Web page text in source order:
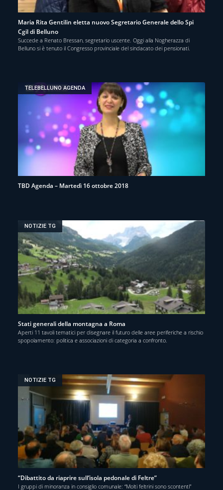
Maria Rita Gentilin eletta nuovo Segretario Generale dello Spi
Cgil di Belluno
Succede a Renato Bressan, segretario uscente. Oggi alla Nogherazza di
Belluno si è tenuto il Congresso provinciale del sindacato dei pensionati.
TELEBELLUNO AGENDA
TBD Agenda – Martedì 16 ottobre 2018
NOTIZIE TG
Stati generali della montagna a Roma
Aperti 11 tavoli tematici per disegnare il futuro delle aree periferiche a rischio
spopolamento: politica e associazioni di categoria a confronto.
NOTIZIE TG
“Dibattito da riaprire sull’isola pedonale di Feltre”
I gruppi di minoranza in consiglio comunale: “Molti feltrini sono scontenti”